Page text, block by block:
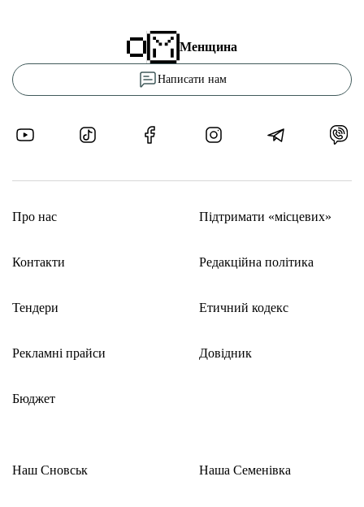
Менщина
Написати нам
Про нас
Контакти
Тендери
Рекламні прайси
Бюджет
Підтримати «місцевих»
Редакційна політика
Етичний кодекс
Довідник
Наш Сновськ Наша Семенівка